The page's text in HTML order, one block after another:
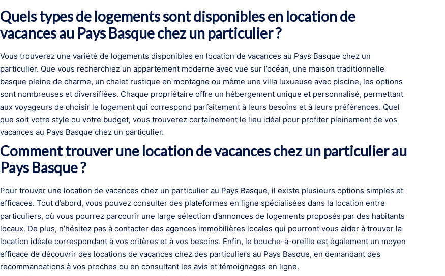
Quels types de logements sont disponibles en location de
vacances au Pays Basque chez un particulier ?
Vous trouverez une variété de logements disponibles en location de vacances au Pays Basque chez un
particulier. Que vous recherchiez un appartement moderne avec vue sur l’océan, une maison traditionnelle
basque pleine de charme, un chalet rustique en montagne ou même une villa luxueuse avec piscine, les options
sont nombreuses et diversifiées. Chaque propriétaire offre un hébergement unique et personnalisé, permettant
aux voyageurs de choisir le logement qui correspond parfaitement à leurs besoins et à leurs préférences. Quel
que soit votre style ou votre budget, vous trouverez certainement le lieu idéal pour profiter pleinement de vos
vacances au Pays Basque chez un particulier.
Comment trouver une location de vacances chez un particulier au
Pays Basque ?
Pour trouver une location de vacances chez un particulier au Pays Basque, il existe plusieurs options simples et
efficaces. Tout d’abord, vous pouvez consulter des plateformes en ligne spécialisées dans la location entre
particuliers, où vous pourrez parcourir une large sélection d’annonces de logements proposés par des habitants
locaux. De plus, n’hésitez pas à contacter des agences immobilières locales qui pourront vous aider à trouver la
location idéale correspondant à vos critères et à vos besoins. Enfin, le bouche-à-oreille est également un moyen
efficace de découvrir des locations de vacances chez des particuliers au Pays Basque, en demandant des
recommandations à vos proches ou en consultant les avis et témoignages en ligne.